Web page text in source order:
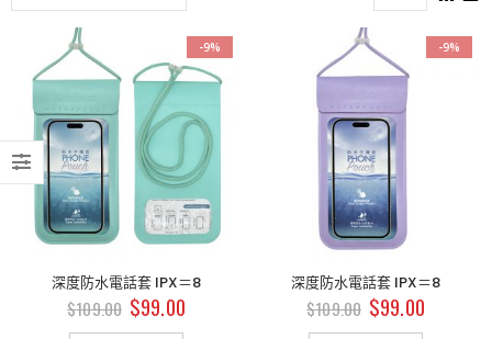
-9%
深度防水電話套 IPX＝8
$109.00 $99.00
-9%
深度防水電話套 IPX＝8
$109.00 $99.00